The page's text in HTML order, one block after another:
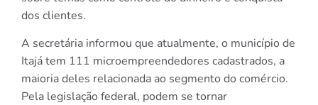
dos clientes.
A secretária informou que atualmente, o município de
Itajá tem 111 microempreendedores cadastrados, a
maioria deles relacionada ao segmento do comércio.
Pela legislação federal, podem se tornar